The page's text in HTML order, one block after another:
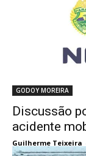
GODOY MOREIRA
Discussão
acidente
Guilherme Teixeira